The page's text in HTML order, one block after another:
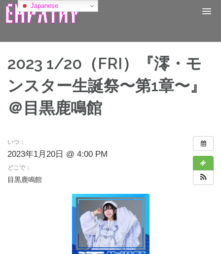
コ
テ
ツ
2023 1/20（FRI）『澪・モ
ンスター生誕祭〜第1章〜』
＠目黒鹿鳴館
いつ：
2023年1月20日 @ 4:00 PM
どこで：
目黒鹿鳴館
Japanese